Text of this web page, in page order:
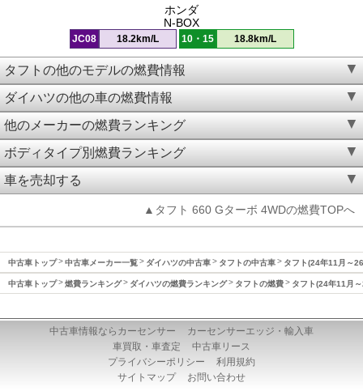
ホンダ
N-BOX
JC08 18.2km/L 10・15 18.8km/L
タフトの他のモデルの燃費情報
ダイハツの他の車の燃費情報
他のメーカーの燃費ランキング
ボディタイプ別燃費ランキング
車を売却する
▲タフト 660 Gターボ 4WDの燃費TOPへ
中古車トップ 中古車メーカー一覧 ダイハツの中古車 タフトの中古車 タフト(24年11月～
中古車トップ 燃費ランキング ダイハツの燃費ランキング タフトの燃費 タフト(24年11月
中古車情報ならカーセンサー
カーセンサーエッジ・輸入車
車買取・車査定
中古車リース
プライバシーポリシー
利用規約
サイトマップ
お問い合わせ